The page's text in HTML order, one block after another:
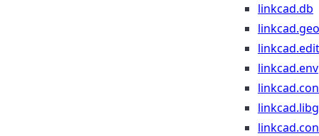
linkcad.db
linkcad.edit
linkcad.env